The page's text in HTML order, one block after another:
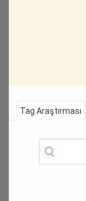
Tag Araştırması